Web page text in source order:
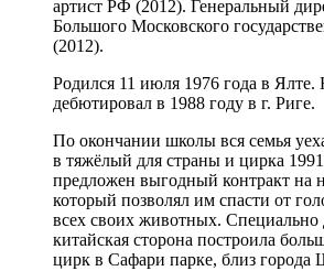
артист РФ (2012). Генеральный
Большого Московского
(2012).
Родился 11 июля 1976 года в Ялте.
дебютировал в 1988 году в г. Риге.
По окончании школы вся семья
в тяжёлый для страны и цирка
предложен выгодный контракт на
который позволял им спасти от
всех своих животных.
китайская сторона построила
цирк в Сафари парке, близ города